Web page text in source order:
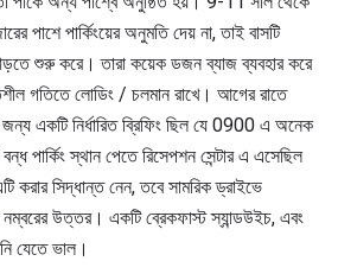
পাশে পার্কিংয়ের অনুমতি দেয় না, তাই বাসটি
শুরু করে। তারা কয়েক ডজন ব্যাজ ব্যবহার করে
গতিতে লোডিং / চলমান রাখে। আগের রাতে
জন্য একটি নির্ধারিত ব্রিফিং ছিল যে 0900 এ অনেক
পার্কিং স্থান পেতে রিসেপশন সেন্টার এ এসেছিল
সিদ্ধান্ত নেন, তবে সামরিক ড্রাইভে
উত্তর। একটি ব্রেকফাস্ট স্যান্ডউইচ, এবং
যেতে ভাল।